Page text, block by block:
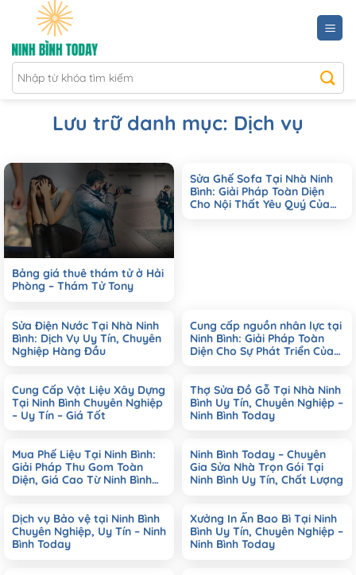
nội
dung
Lưu trữ danh mục: Dịch vụ
Bảng giá thuê thám tử ở Hải
Phòng – Thám Tử Tony
Sửa Ghế Sofa Tại Nhà Ninh
Bình: Giải Pháp Toàn Diện
Cho Nội Thất Yêu Quý Của
Sửa Điện Nước Tại Nhà Ninh
Bình: Dịch Vụ Uy Tín, Chuyên
Nghiệp Hàng Đầu
Cung cấp nguồn nhân lực tại
Ninh Bình: Giải Pháp Toàn
Diện Cho Sự Phát Triển Của
Cung Cấp Vật Liệu Xây Dựng
Tại Ninh Bình Chuyên Nghiệp
– Uy Tín – Giá Tốt
Thợ Sửa Đồ Gỗ Tại Nhà Ninh
Bình Uy Tín, Chuyên Nghiệp –
Ninh Bình Today
Mua Phế Liệu Tại Ninh Bình:
Giải Pháp Thu Gom Toàn
Diện, Giá Cao Từ Ninh Bình
Ninh Bình Today – Chuyên
Gia Sửa Nhà Trọn Gói Tại
Ninh Bình Uy Tín, Chất Lượng
Dịch vụ Bảo vệ tại Ninh Bình
Chuyên Nghiệp, Uy Tín – Ninh
Bình Today
Xưởng In Ấn Bao Bì Tại Ninh
Bình Uy Tín, Chuyên Nghiệp –
Ninh Bình Today